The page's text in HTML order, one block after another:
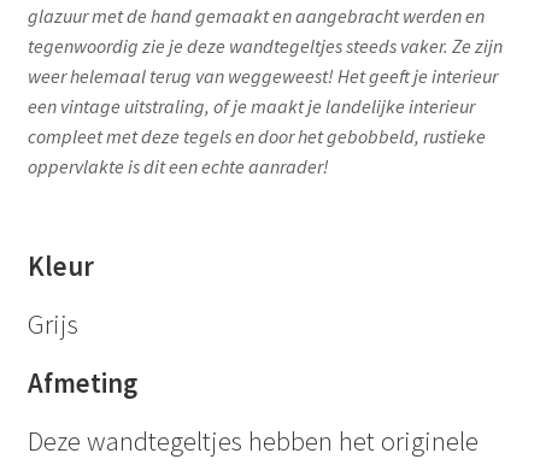
glazuur met de hand gemaakt en aangebracht werden en
tegenwoordig zie je deze wandtegeltjes steeds vaker. Ze zijn
weer helemaal terug van weggeweest! Het geeft je interieur
een vintage uitstraling, of je maakt je landelijke interieur
compleet met deze tegels en door het gebobbeld, rustieke
oppervlakte is dit een echte aanrader!
Kleur
Grijs
Afmeting
Deze wandtegeltjes hebben het originele